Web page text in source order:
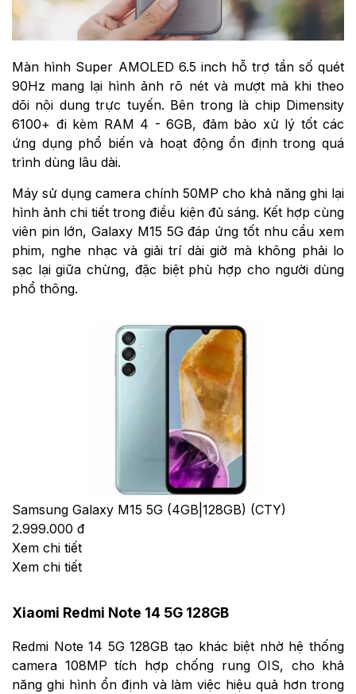
Màn hình Super AMOLED 6.5 inch hỗ trợ tần số quét
90Hz mang lại hình ảnh rõ nét và mượt mà khi theo
dõi nội dung trực tuyến. Bên trong là chip Dimensity
6100+ đi kèm RAM 4 - 6GB, đảm bảo xử lý tốt các
ứng dụng phổ biến và hoạt động ổn định trong quá
trình dùng lâu dài.
Máy sử dụng camera chính 50MP cho khả năng ghi lại
hình ảnh chi tiết trong điều kiện đủ sáng. Kết hợp cùng
viên pin lớn, Galaxy M15 5G đáp ứng tốt nhu cầu xem
phim, nghe nhạc và giải trí dài giờ mà không phải lo
sạc lại giữa chừng, đặc biệt phù hợp cho người dùng
phổ thông.
Samsung Galaxy M15 5G (4GB|128GB) (CTY)
2.999.000 đ
Xem chi tiết
Xem chi tiết
Xiaomi Redmi Note 14 5G 128GB
Redmi Note 14 5G 128GB tạo khác biệt nhờ hệ thống
camera 108MP tích hợp chống rung OIS, cho khả
năng ghi hình ổn định và làm việc hiệu quả hơn trong